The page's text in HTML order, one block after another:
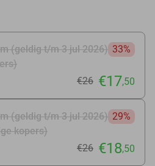
(geldig t/m 3 jul 2026) 33%
€26 €17,50
(geldig t/m 3 jul 2026)
kopers)
29%
€26 €18,50